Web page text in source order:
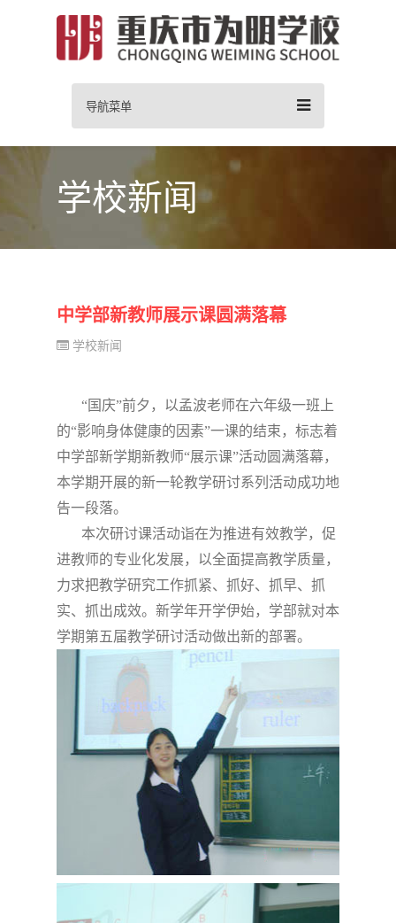
导航菜单
学校新闻
中学部新教师展示课圆满落幕
学校新闻
“国庆”前夕，以孟波老师在六年级一班上
的“影响身体健康的因素”一课的结束，标志着
中学部新学期新教师“展示课”活动圆满落幕，
本学期开展的新一轮教学研讨系列活动成功地
告一段落。
本次研讨课活动诣在为推进有效教学，促
进教师的专业化发展，以全面提高教学质量，
力求把教学研究工作抓紧、抓好、抓早、抓
实、抓出成效。新学年开学伊始，学部就对本
学期第五届教学研讨活动做出新的部署。